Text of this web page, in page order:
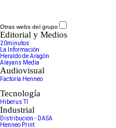
Otras webs del grupo
Editorial y Medios
20minutos
La Información
Heraldo de Aragón
Alayans Media
Audiovisual
Factoría Henneo
Tecnología
Hiberus TI
Industrial
Distribución - DASA
Henneo Print